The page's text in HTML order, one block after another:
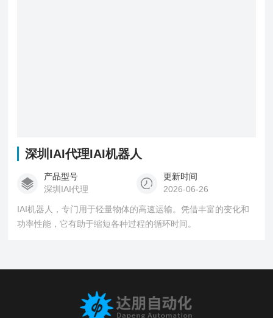
深圳IAI代理IAI机器人
产品型号
深圳IAI代理
更新时间
2026-06-26
IAI机器人，专门用于轻量物体的高速运输。凭借丰富的变化和
功率性能，它有助于缩短各种过程的循环时间。